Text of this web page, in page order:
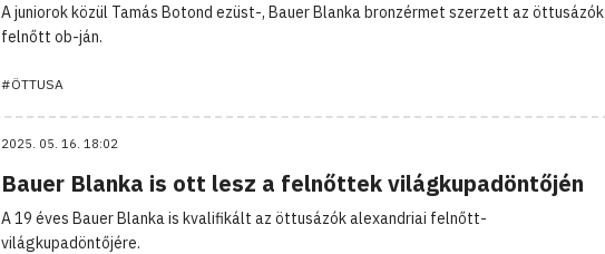
A juniorok közül Tamás Botond ezüst-, Bauer Blanka bronzérmet szerzett az öttusázók
felnőtt ob-ján.
#ÖTTUSA
2025. 05. 16. 18:02
Bauer Blanka is ott lesz a felnőttek világkupadöntőjén
A 19 éves Bauer Blanka is kvalifikált az öttusázók alexandriai felnőtt-
világkupadöntőjére.